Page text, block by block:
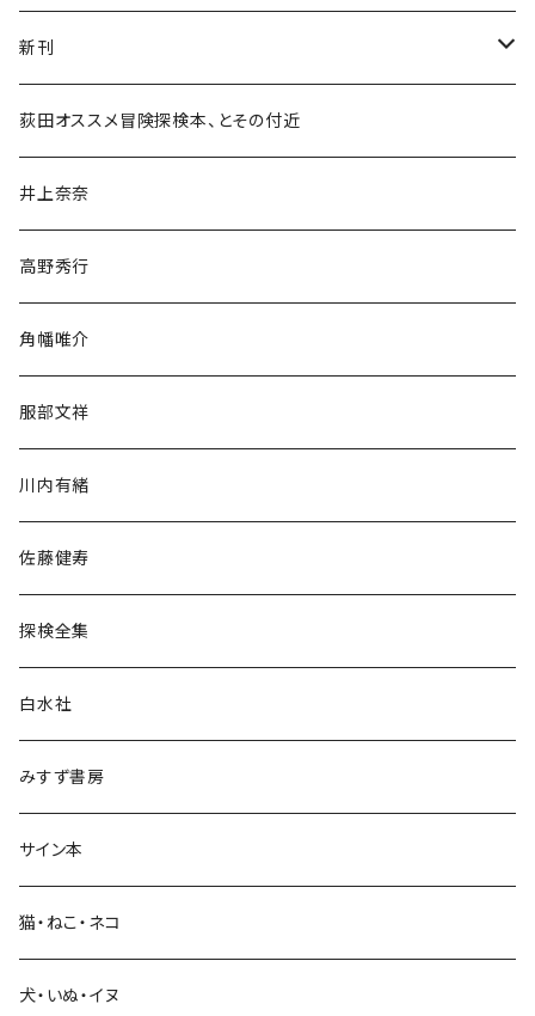
新刊
和書
文学・小説・物語
随筆・ノンフィクション・その他
民族・風習
言語・ことば
生活・暮らし
荻田オススメ冒険探検本、とその付近
井上奈奈
高野秀行
角幡唯介
服部文祥
川内有緒
佐藤健寿
探検全集
白水社
みすず書房
サイン本
猫・ねこ・ネコ
犬・いぬ・イヌ